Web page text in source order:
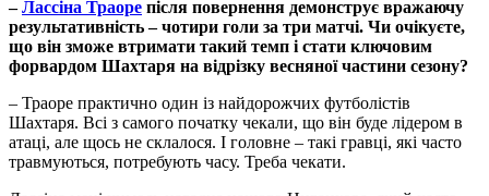
–Лассіна Траоре після повернення демонструє вражаючу
результативність – чотири голи за три матчі. Чи очікуєте,
що він зможе втримати такий темп і стати ключовим
форвардом Шахтаря на відрізку весняної частини сезону?
– Траоре практично один із найдорожчих футболістів
Шахтаря. Всі з самого початку чекали, що він буде лідером в
атаці, але щось не склалося. І головне – такі гравці, які часто
травмуються, потребують часу. Треба чекати.